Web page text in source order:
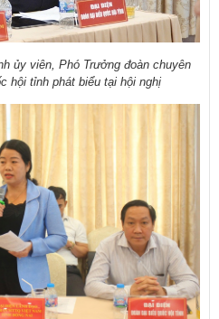
ủy viên, Phó Trưởng đoàn chuyên
hội tỉnh phát biểu tại hội nghị